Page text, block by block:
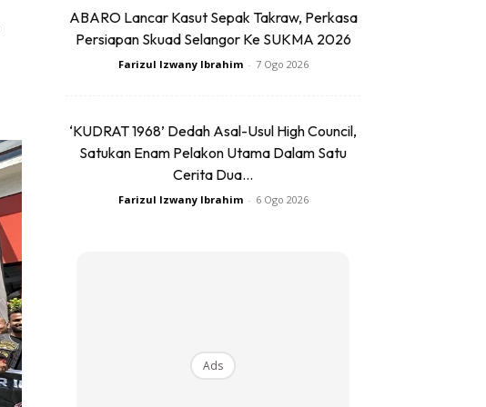
ABARO Lancar Kasut Sepak Takraw, Perkasa
Persiapan Skuad Selangor Ke SUKMA 2026
Farizul Izwany Ibrahim - 7 Ogo 2026
‘KUDRAT 1968’ Dedah Asal-Usul High Council,
Satukan Enam Pelakon Utama Dalam Satu
Cerita Dua...
Farizul Izwany Ibrahim - 6 Ogo 2026
Ads